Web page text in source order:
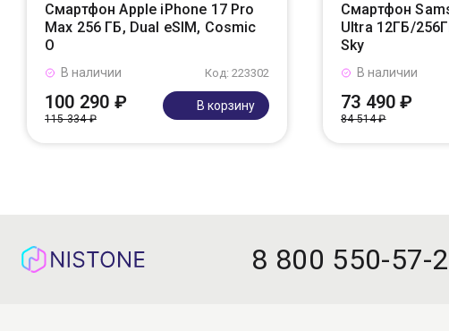
Смартфон Apple iPhone 17 Pro
Max 256 ГБ, Dual eSIM, Cosmic
O
Код: 223302
В наличии
100 290 ₽
115 334 ₽
В корзину
Смартфон
Ultra 12ГБ/
Sky
В наличии
73 490 ₽
84 514 ₽
8 800 550-57-